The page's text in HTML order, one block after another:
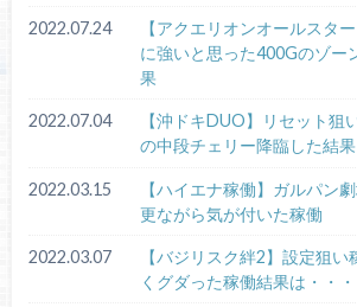
2022.07.24
【アクエリオンオールスタ
に強いと思った400Gのゾー
果
2022.07.04
【沖ドキDUO】リセット狙
の中段チェリー降臨した結果
2022.03.15
【ハイエナ稼働】ガルパン
更ながら気が付いた稼働
2022.03.07
【バジリスク絆2】設定狙
くグダった稼働結果は・・・